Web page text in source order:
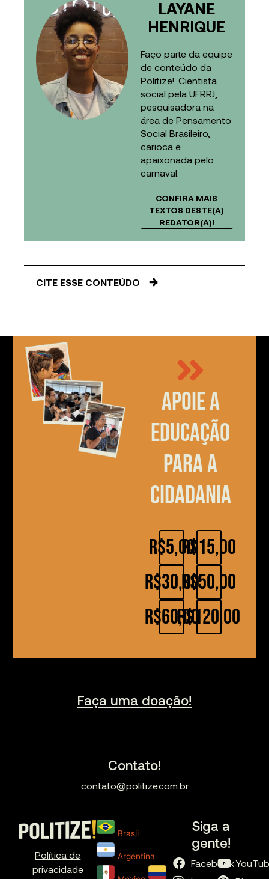
LAYANE
HENRIQUE
Faço parte da equipe
de conteúdo da
Politize!. Cientista
social pela UFRRJ,
pesquisadora na
área de Pensamento
Social Brasileiro,
carioca e
apaixonada pelo
carnaval.
CONFIRA MAIS
TEXTOS DESTE(A)
REDATOR(A)!
CITE ESSE CONTEÚDO
Apoie a
educação
para a
cidadania
R$5,00
R$30,00
R$60,00
R$15,00
R$50,00
R$120,00
Faça uma doação!
Contato!
contato@politize.com.br
Política de
privacidade
Brasil
Argentina
Siga a
gente!
Facebook